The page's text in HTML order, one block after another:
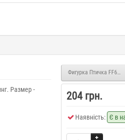
Размер -
Фигурка Птичка FF619
204 грн.
Наявність: Є в